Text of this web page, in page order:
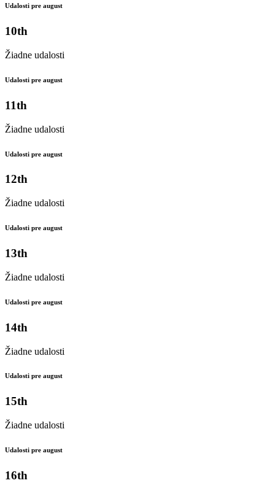
Udalosti pre august
10th
Žiadne udalosti
Udalosti pre august
11th
Žiadne udalosti
Udalosti pre august
12th
Žiadne udalosti
Udalosti pre august
13th
Žiadne udalosti
Udalosti pre august
14th
Žiadne udalosti
Udalosti pre august
15th
Žiadne udalosti
Udalosti pre august
16th